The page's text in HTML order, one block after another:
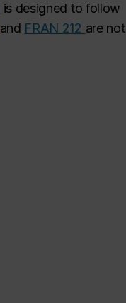
is designed to follow
and FRAN 212 are not